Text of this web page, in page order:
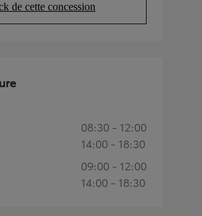
de cette concession
(Opens in new tab)
08:30 - 12:00
14:00 - 18:30
09:00 - 12:00
14:00 - 18:30